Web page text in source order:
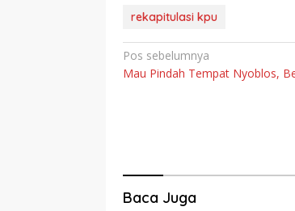
rekapitulasi kpu
Navigasi
pos
Pos sebelumnya
Mau Pindah Tempat Nyoblos,
Baca Juga